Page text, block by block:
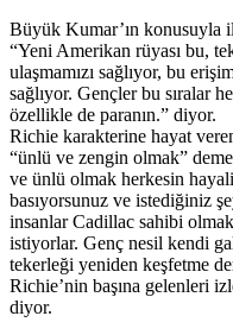
Büyük Kumar’ın konusuyla
“Yeni Amerikan rüyası bu,
ulaşmamızı sağlıyor, bu
sağlıyor. Gençler bu sıralar
özellikle de paranın.” diyor.
Richie karakterine hayat
“ünlü ve zengin olmak”
ve ünlü olmak herkesin
basıyorsunuz ve istediğiniz
insanlar Cadillac sahibi
istiyorlar. Genç nesil kendi
tekerleği yeniden keşfetme
Richie’nin başına gelenleri
diyor.